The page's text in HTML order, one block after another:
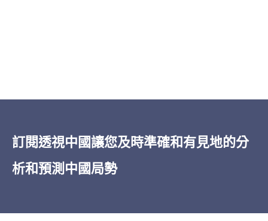
越的報導為基礎——令人印象深刻。在我五
非機密還是機密的情報，
訂閱透視中國讓您及時準確和有見地的分
析和預測中國局勢